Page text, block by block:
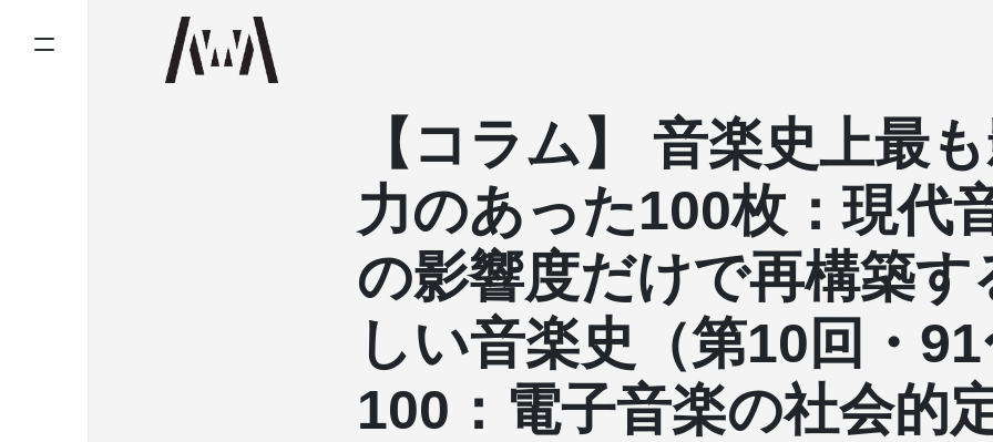
【コラム】 音楽史上最
力のあった100枚：現代
の影響度だけで再構築す
しい音楽史（第10回・
100：電子音楽の社会的